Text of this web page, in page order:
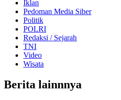
Iklan
Pedoman Media Siber
Politik
POLRI
Redaksi / Sejarah
TNI
Video
Wisata
Berita lainnnya